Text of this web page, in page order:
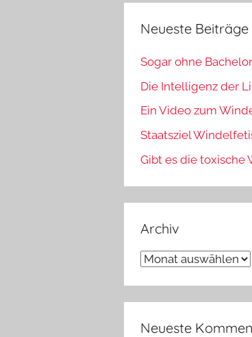
Neueste Beiträge
Sogar ohne
Die Intelligenz der
Ein Video zum
Staatsziel
Gibt es die toxische
Archiv
Archiv
Neueste